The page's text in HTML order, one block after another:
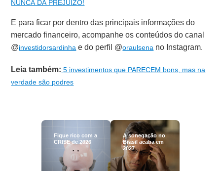
E para ficar por dentro das principais informações do
mercado financeiro, acompanhe os conteúdos do canal
@investidorsardinha e do perfil @oraulsena no Instagram.
Leia também: 5 investimentos que PARECEM bons, mas na
verdade são podres
Fique rico com a
CRISE de 2026
A sonegação no
Brasil acaba em
2027